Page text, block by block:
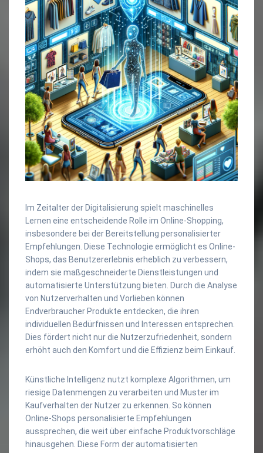
Im Zeitalter der Digitalisierung spielt maschinelles
Lernen eine entscheidende Rolle im Online-Shopping,
insbesondere bei der Bereitstellung personalisierter
Empfehlungen. Diese Technologie ermöglicht es Online-
Shops, das Benutzererlebnis erheblich zu verbessern,
indem sie maßgeschneiderte Dienstleistungen und
automatisierte Unterstützung bieten. Durch die Analyse
von Nutzerverhalten und Vorlieben können
Endverbraucher Produkte entdecken, die ihren
individuellen Bedürfnissen und Interessen entsprechen.
Dies fördert nicht nur die Nutzerzufriedenheit, sondern
erhöht auch den Komfort und die Effizienz beim Einkauf.
Künstliche Intelligenz nutzt komplexe Algorithmen, um
riesige Datenmengen zu verarbeiten und Muster im
Kaufverhalten der Nutzer zu erkennen. So können
Online-Shops personalisierte Empfehlungen
aussprechen, die weit über einfache Produktvorschläge
hinausgehen. Diese Form der automatisierten